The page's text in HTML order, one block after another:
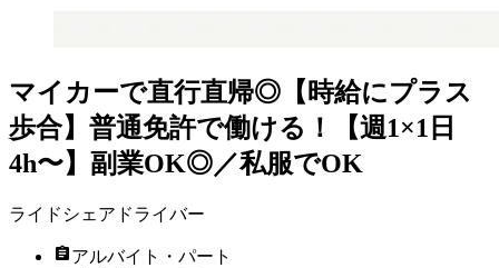
マイカーで直行直帰◎【時給にプラス
歩合】普通免許で働ける！【週1×1日
4h〜】副業OK◎／私服でOK
ライドシェアドライバー
アルバイト・パート